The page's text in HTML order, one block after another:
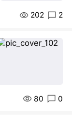
202 2
80 0